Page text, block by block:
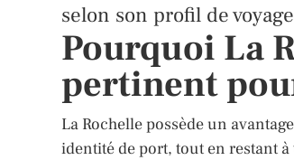
selon son profil de
Pourquoi La
pertinent
La Rochelle possède un
identité de port, tout en restant